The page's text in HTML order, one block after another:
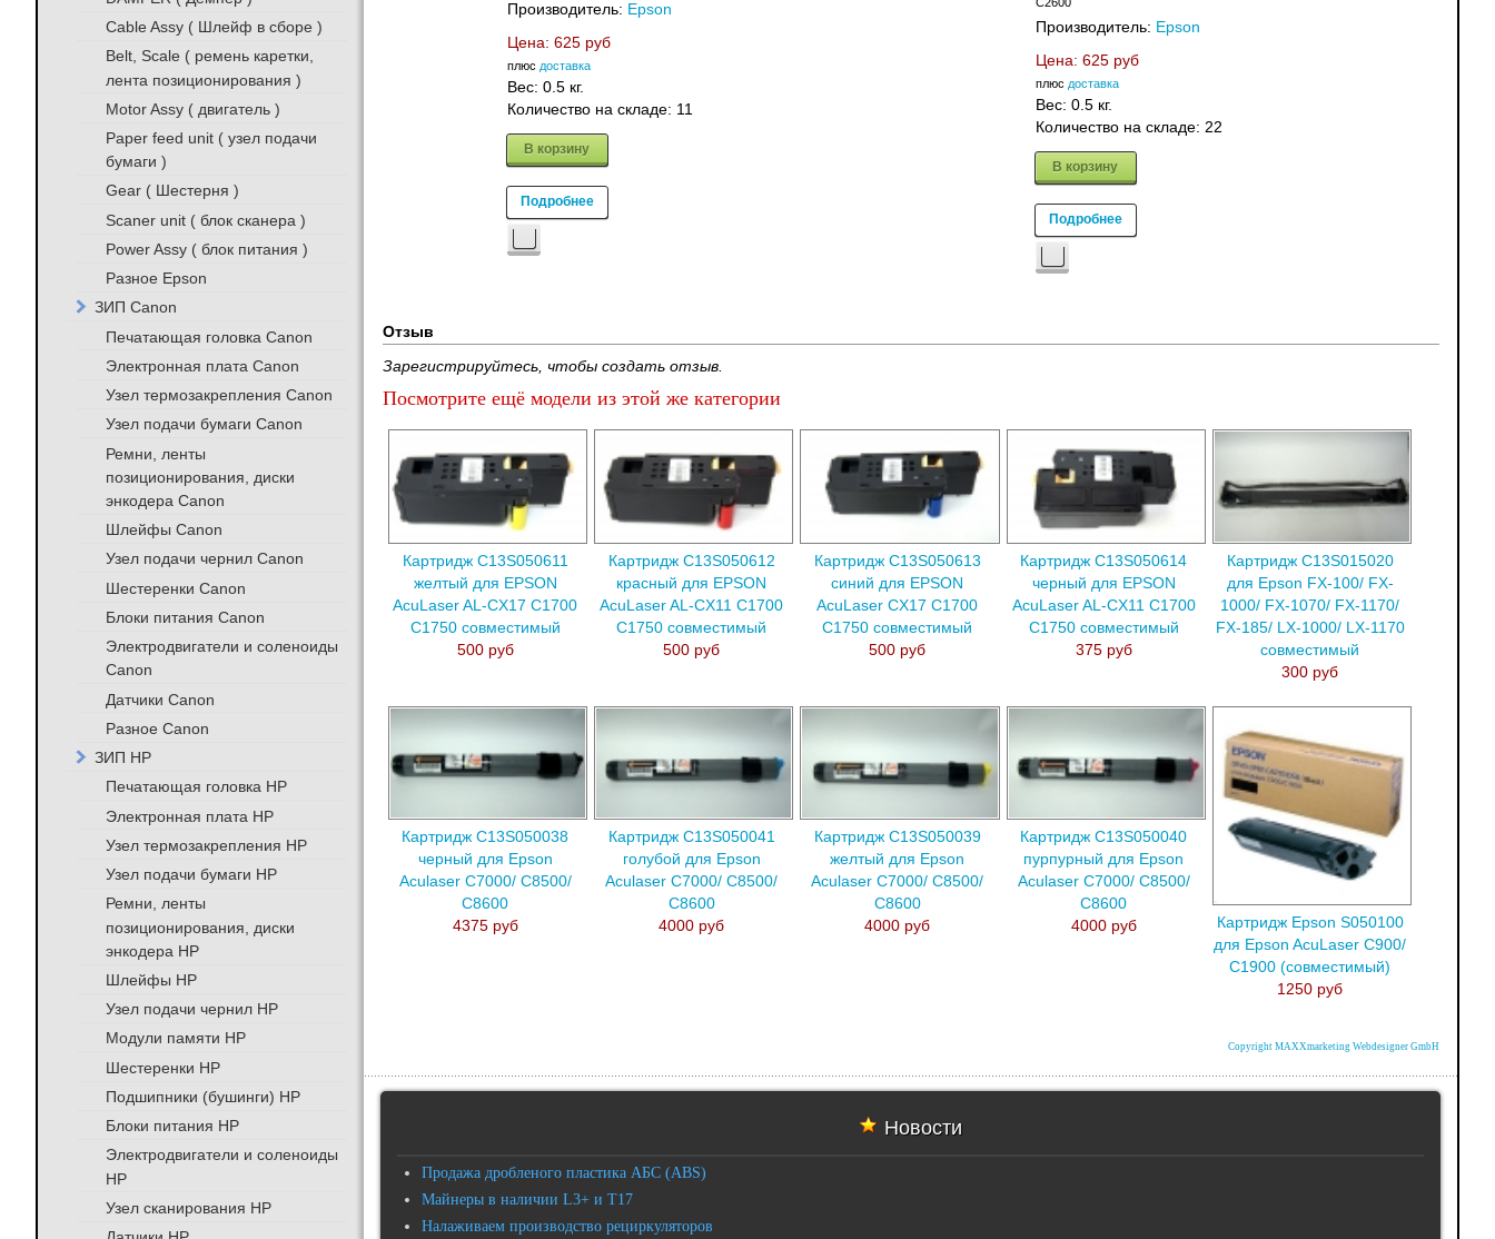
Производитель: Epson
Цена: 625 руб
плюс доставка
Вес: 0.5 кг.
Количество на складе: 11
В корзину
Подробнее
Производитель: Epson
Цена: 625 руб
плюс доставка
Вес: 0.5 кг.
Количество на складе: 22
В корзину
Подробнее
Отзыв
Зарегистрируйтесь, чтобы создать отзыв.
Посмотрите ещё модели из этой же категории
Картридж C13S050611
желтый для EPSON
AcuLaser AL-CX17 C1700
C1750 совместимый
500 руб
Картридж C13S050612
красный для EPSON
AcuLaser AL-CX11 C1700
C1750 совместимый
500 руб
Картридж C13S050613
синий для EPSON
AcuLaser CX17 C1700
C1750 совместимый
500 руб
Картридж C13S050614
черный для EPSON
AcuLaser AL-CX11 C1700
C1750 совместимый
375 руб
Картридж C13S015020
для Epson FX-100/ FX-
1000/ FX-1070/ FX-1170/
FX-185/ LX-1000/ LX-1170
совместимый
300 руб
Картридж C13S050038
черный для Epson
Aculaser C7000/ C8500/
C8600
4375 руб
Картридж C13S050041
голубой для Epson
Aculaser C7000/ C8500/
C8600
4000 руб
Картридж C13S050039
желтый для Epson
Aculaser C7000/ C8500/
C8600
4000 руб
Картридж C13S050040
пурпурный для Epson
Aculaser C7000/ C8500/
C8600
4000 руб
Картридж Epson S050100
для Epson AcuLaser C900/
C1900 (совместимый)
1250 руб
Copyright MAXXmarketing Webdesigner GmbH
Новости
Продажа дробленого пластика АБС (ABS)
Майнеры в наличии L3+ и T17
Налаживаем производство рециркуляторов
Cable Assy ( Шлейф в сборе )
Belt, Scale ( ремень каретки,
лента позиционирования )
Motor Assy ( двигатель )
Paper feed unit ( узел подачи
бумаги )
Gear ( Шестерня )
Scaner unit ( блок сканера )
Power Assy ( блок питания )
Разное Epson
ЗИП Canon
Печатающая головка Canon
Электронная плата Canon
Узел термозакрепления Canon
Узел подачи бумаги Canon
Ремни, ленты
позиционирования, диски
энкодера Canon
Шлейфы Canon
Узел подачи чернил Canon
Шестеренки Canon
Блоки питания Canon
Электродвигатели и соленоиды
Canon
Датчики Canon
Разное Canon
ЗИП HP
Печатающая головка HP
Электронная плата HP
Узел термозакрепления HP
Узел подачи бумаги HP
Ремни, ленты
позиционирования, диски
энкодера HP
Шлейфы HP
Узел подачи чернил HP
Модули памяти HP
Шестеренки HP
Подшипники (бушинги) HP
Блоки питания HP
Электродвигатели и соленоиды
HP
Узел сканирования HP